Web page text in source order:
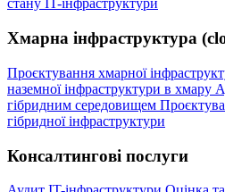
стану IT-інфраструктури
Хмарна інфраструктура
Проєктування хмарної
наземної інфраструктури в хмару
гібридним середовищем
гібридної інфраструктури
Консалтингові послуги